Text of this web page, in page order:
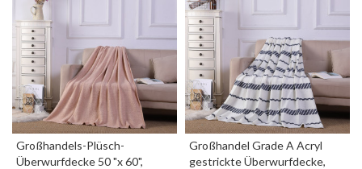
Großhandels-Plüsch-
Überwurfdecke 50 "x 60",
Großhandel Grade A Acryl
gestrickte Überwurfdecke,